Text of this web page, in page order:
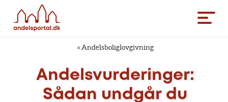
« Andelsboliglovgivning
Andelsvurderinger:
Sådan undgår du